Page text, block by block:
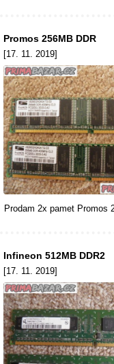
Promos 256MB DDR
[17. 11. 2019]
Prodam 2x pamet Promos
Infineon 512MB DDR2
[17. 11. 2019]